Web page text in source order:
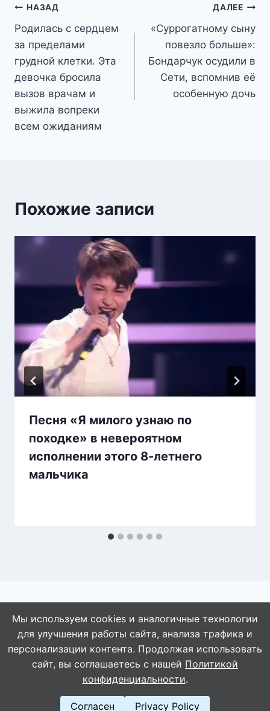
Навигация
по
записям
НАЗАД
Родилась с сердцем
за пределами
грудной клетки. Эта
девочка бросила
вызов врачам и
выжила вопреки
всем ожиданиям
ДАЛЕЕ
«Суррогатному сыну
повезло больше»:
Бондарчук осудили в
Сети, вспомнив её
особенную дочь
Похожие записи
Песня «Я милого узнаю по
походке» в невероятном
исполнении этого 8-летнего
мальчика
© 2026 АбАлдеть!
Мы используем cookies и аналогичные технологии
для улучшения работы сайта, анализа трафика и
персонализации контента. Продолжая использовать
сайт, вы соглашаетесь с нашей Политикой
конфиденциальности.
Согласен Privacy Policy